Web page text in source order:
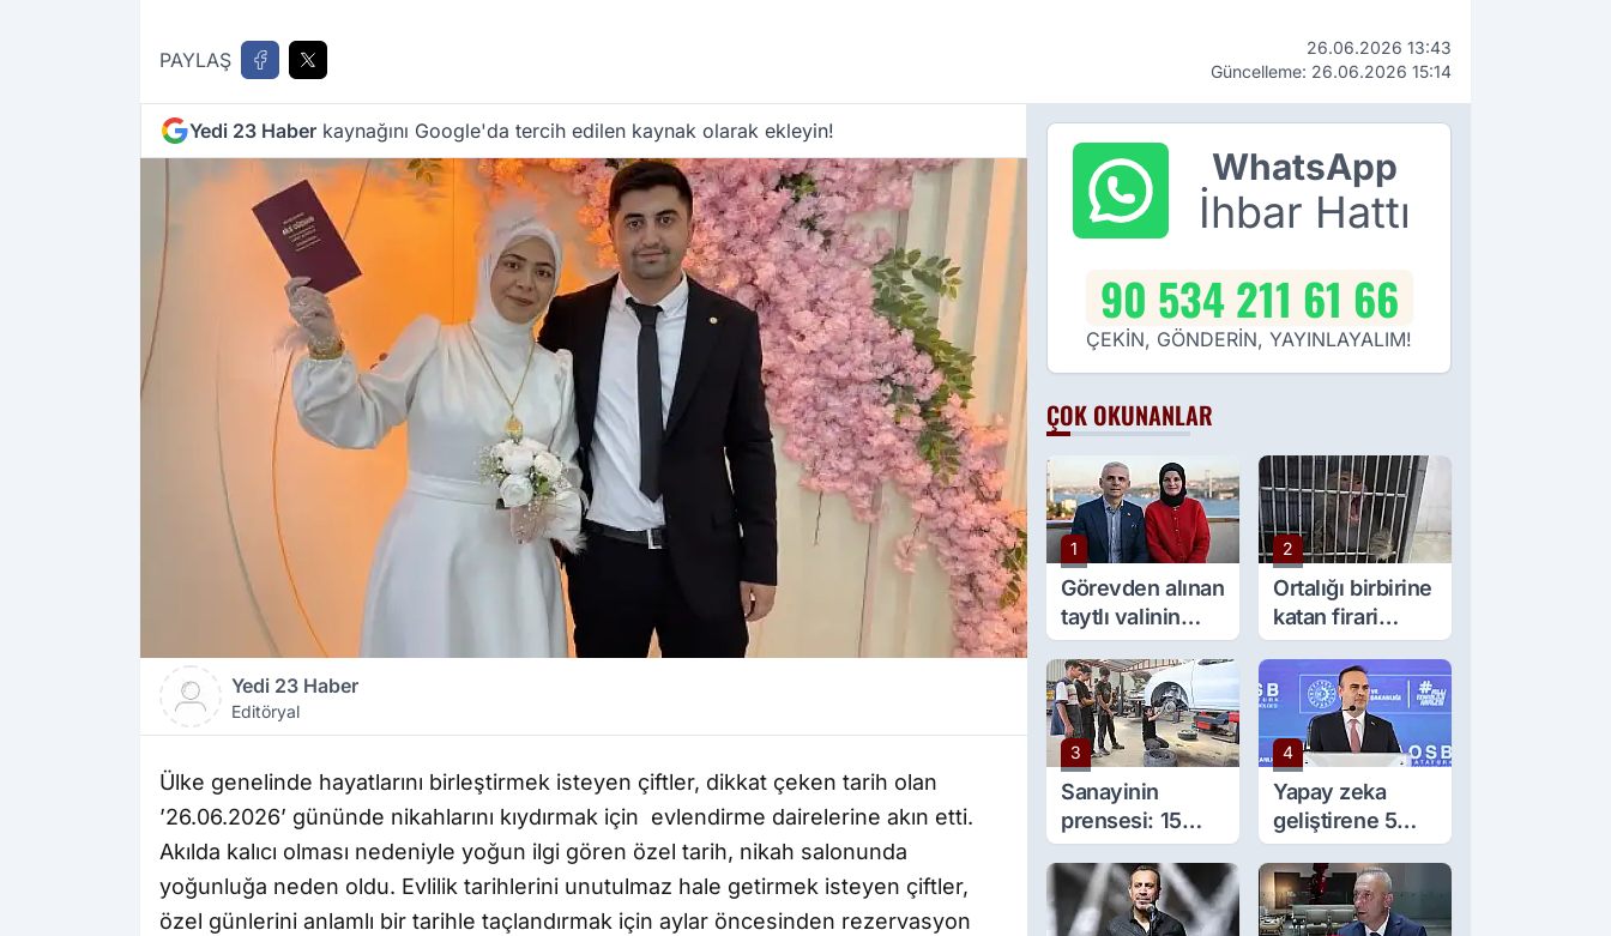
PAYLAŞ
26.06.2026 13:43
Güncelleme: 26.06.2026 15:14
Yedi 23 Haber kaynağını Google'da tercih edilen kaynak olarak ekleyin!
Yedi 23 Haber
Editöryal
Ülke genelinde hayatlarını birleştirmek isteyen çiftler, dikkat çeken tarih olan
’26.06.2026’ gününde nikahlarını kıydırmak için evlendirme dairelerine akın etti.
Akılda kalıcı olması nedeniyle yoğun ilgi gören özel tarih, nikah salonunda
yoğunluğa neden oldu. Evlilik tarihlerini unutulmaz hale getirmek isteyen çiftler,
özel günlerini anlamlı bir tarihle taçlandırmak için aylar öncesinden rezervasyon
WhatsApp
İhbar Hattı
90 534 211 61 66
ÇEKİN, GÖNDERİN, YAYINLAYALIM!
ÇOK OKUNANLAR
1
Görevden alınan
taytlı valinin
eşine sürpriz
görev
2
Ortalığı birbirine
katan firari
maymun, kadını
yaraladı
3
Sanayinin
prensesi: 15
yaşında 5 çırağı
var
4
Yapay zeka
geliştirene 5
milyon lira kredi
desteği